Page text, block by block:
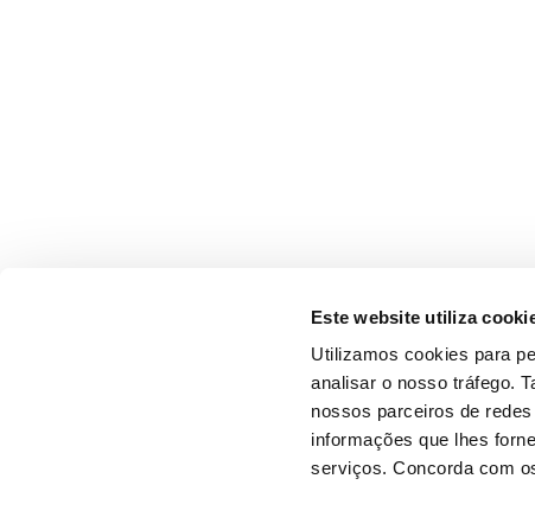
Este website utiliza
Utilizamos cookies para
analisar o nosso tráfego.
nossos parceiros de
informações que lhes
serviços. Concorda com